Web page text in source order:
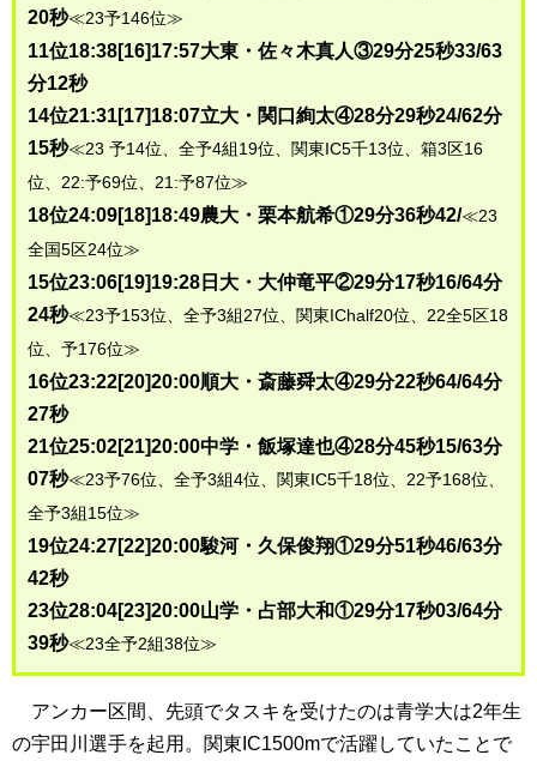
20秒≪23予146位≫
11位18:38[16]17:57大東・佐々木真人③29分25秒33/63
分12秒
14位21:31[17]18:07立大・関口絢太④28分29秒24/62分
15秒≪23 予14位、全予4組19位、関東IC5千13位、箱3区16
位、22:予69位、21:予87位≫
18位24:09[18]18:49農大・栗本航希①29分36秒42/≪23
全国5区24位≫
15位23:06[19]19:28日大・大仲竜平②29分17秒16/64分
24秒≪23予153位、全予3組27位、関東IChalf20位、22全5区18
位、予176位≫
16位23:22[20]20:00順大・斎藤舜太④29分22秒64/64分
27秒
21位25:02[21]20:00中学・飯塚達也④28分45秒15/63分
07秒≪23予76位、全予3組4位、関東IC5千18位、22予168位、
全予3組15位≫
19位24:27[22]20:00駿河・久保俊翔①29分51秒46/63分
42秒
23位28:04[23]20:00山学・占部大和①29分17秒03/64分
39秒≪23全予2組38位≫
アンカー区間、先頭でタスキを受けたのは青学大は2年生
の宇田川選手を起用。関東IC1500mで活躍していたことで